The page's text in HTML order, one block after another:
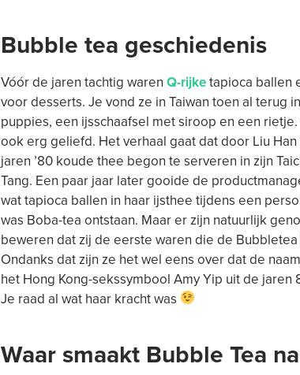
Bubble tea geschiedenis
Vóór de jaren tachtig waren Q-rijketapioca ballen
voor desserts. Je vond ze in Taiwan toen al terug
puppies, een ijsschaafsel met siroop en een
ook erg geliefd. Het verhaal gaat dat door Liu
jaren ’80 koude thee begon te serveren in zijn
Tang. Een paar jaar later gooide de
wat tapioca ballen in haar ijsthee tijdens een
was Boba-tea ontstaan. Maar er zijn natuurlijk
beweren dat zij de eerste waren die de
Ondanks dat zijn ze het wel eens over dat de
het Hong Kong-sekssymbool Amy Yip uit de jaren
Je raad al wat haar kracht was
Waar smaakt Bubble Tea